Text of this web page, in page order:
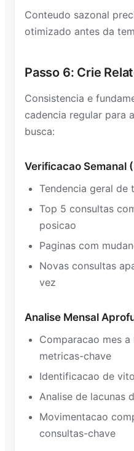
Conteudo sazonal
otimizado antes da
Passo 6: Crie
Consistencia e
cadencia regular para
busca:
Verificacao Semanal
Tendencia geral de
Top 5 consultas
posicao
Paginas com
Novas consultas
vez
Analise Mensal
Comparacao mes
metricas-chave
Identificacao de
Analise de lacunas
Movimentacao
consultas-chave